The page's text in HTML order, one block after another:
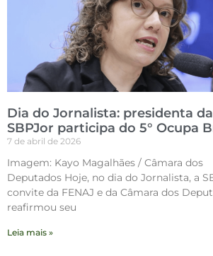
Dia do Jornalista: presidenta da
SBPJor participa do 5° Ocupa
7 de abril de 2026
Imagem: Kayo Magalhães / Câmara dos
Deputados Hoje, no dia do Jornalista, a
convite da FENAJ e da Câmara dos
reafirmou seu
Leia mais »